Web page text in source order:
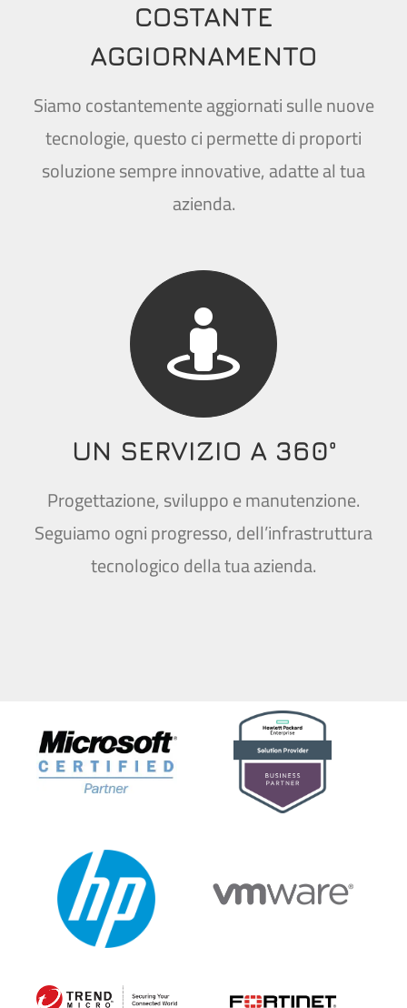
COSTANTE
AGGIORNAMENTO
Siamo costantemente aggiornati sulle nuove
tecnologie, questo ci permette di proporti
soluzione sempre innovative, adatte al tua
azienda.
UN SERVIZIO A 360°
Progettazione, sviluppo e manutenzione.
Seguiamo ogni progresso, dell’infrastruttura
tecnologico della tua azienda.